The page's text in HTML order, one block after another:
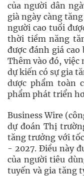
của người dân
già ngày càng
người cao tuổi
thời tiềm năng
được đánh giá
Thêm vào đó, việc
dự kiến có sự gia
dược phẩm toàn
phẩm phát triển
Business Wire
dự đoán Thị
tăng trưởng với
- 2027. Điều này
của người tiêu
tuyến và gia tăng